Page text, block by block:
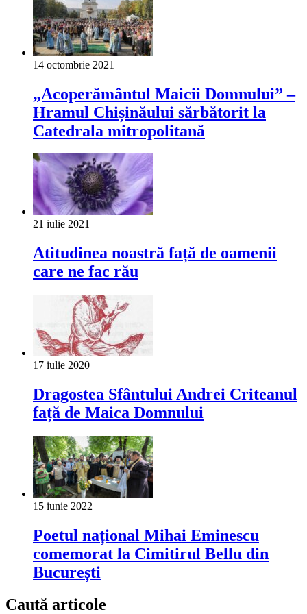
14 octombrie 2021
„Acoperământul Maicii Domnului” –
Hramul Chișinăului sărbătorit la
Catedrala mitropolitană
21 iulie 2021
Atitudinea noastră față de oamenii
care ne fac rău
17 iulie 2020
Dragostea Sfântului Andrei Criteanul
față de Maica Domnului
15 iunie 2022
Poetul național Mihai Eminescu
comemorat la Cimitirul Bellu din
București
Caută articole